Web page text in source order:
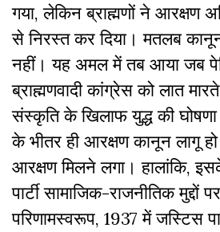
गया, लेकिन ब्राह्मणों ने आरक्षण
से निरस्त कर दिया। मतलब
नहीं। यह अमल में तब आया जब
ब्राह्मणवादी कांग्रेस को लात
संस्कृति के खिलाफ युद्ध की
के भीतर ही आरक्षण कानून लागू
आरक्षण मिलने लगा। हालांकि,
पार्टी सामाजिक-राजनीतिक मुद्दों
परिणामस्वरूप, 1937 में जस्टिस